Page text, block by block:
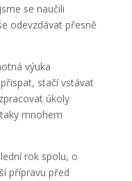
se naučili
odevzdávat přesně
výuka
stačí vstávat
úkoly
mnohem
rok spolu, o
přípravu před